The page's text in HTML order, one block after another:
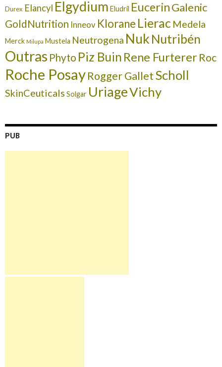
Durex Elancyl Elgydium Eludril EucerinGalenic
GoldNutrition Inneov Klorane Lierac Medela
Merck Milupa Mustela Neutrogena Nuk Nutribén
Outras Phyto Piz Buin Rene FurtererRoc
Roche PosayRogger GalletScholl
SkinCeuticals Solgar UriageVichy
PUB